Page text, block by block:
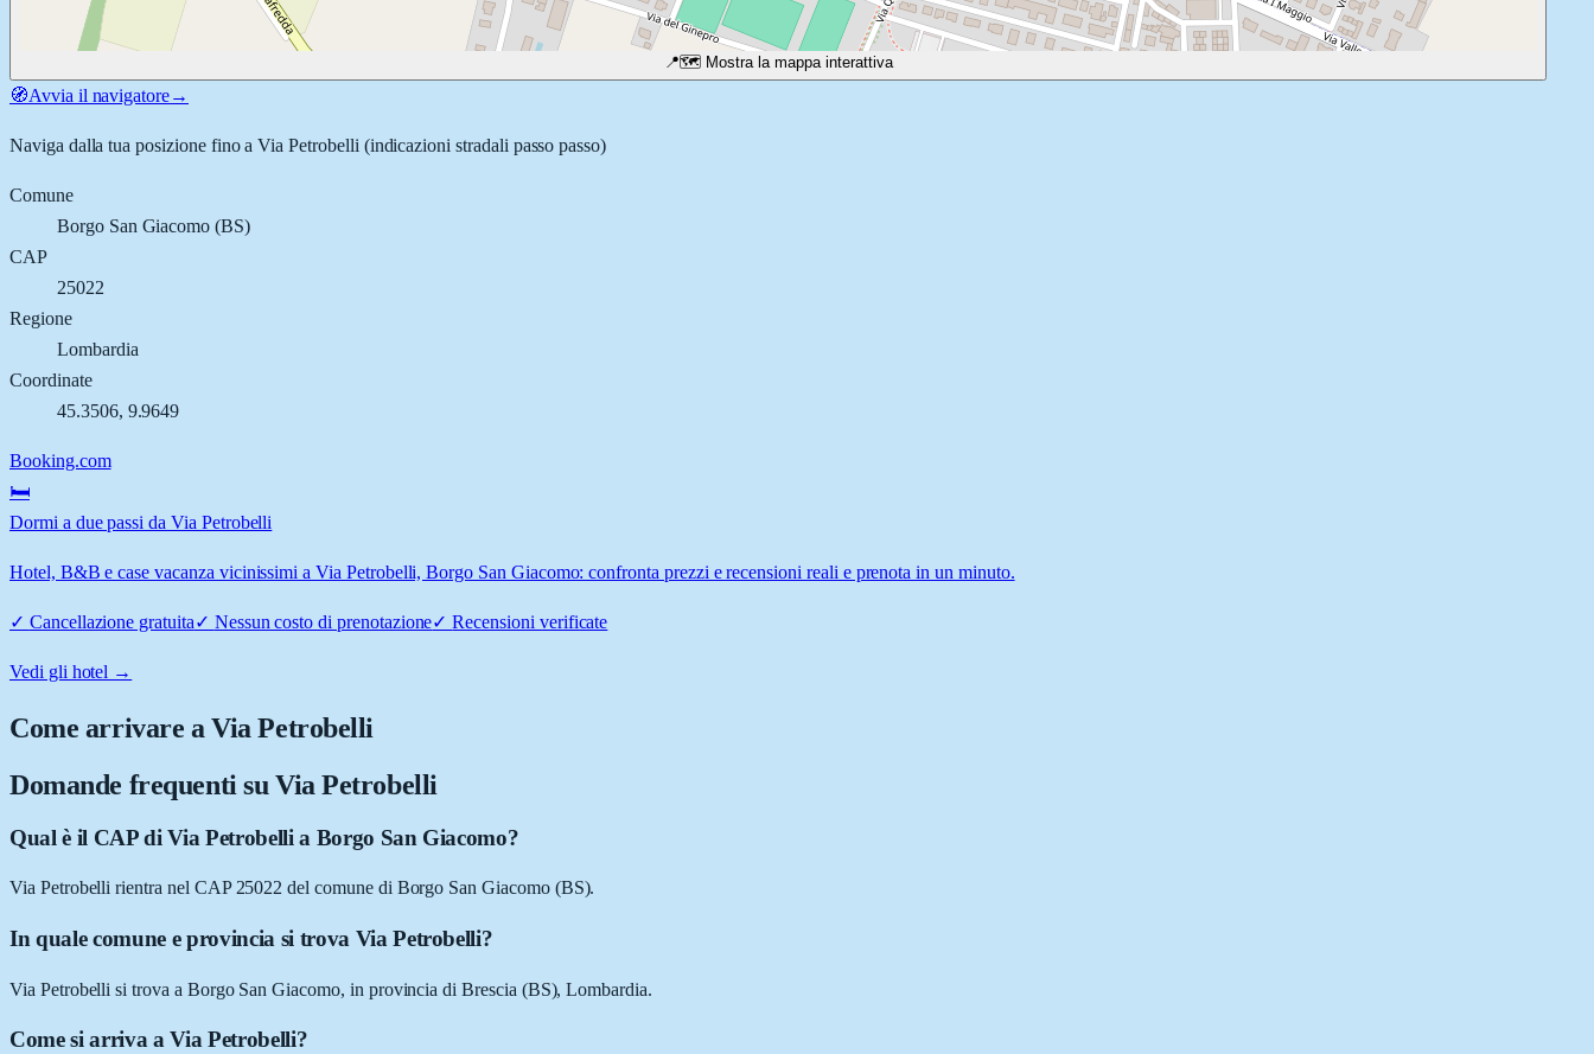
📍🗺️ Mostra la mappa interattiva
🧭Avvia il navigatore→
Naviga dalla tua posizione fino aVia Petrobelli (indicazioni stradali passo passo)
Comune
Borgo San Giacomo (BS)
CAP
25022
Regione
Lombardia
Coordinate
45.3506, 9.9649
Booking.com
🛏️
Dormi a due passi da Via Petrobelli
Hotel, B&B e case vacanza vicinissimi a Via Petrobelli, Borgo San Giacomo: confronta prezzi e recensioni reali e prenota in un minuto.
✓ Cancellazione gratuita✓ Nessun costo di prenotazione✓Recensioni verificate
Vedi gli hotel →
Come arrivare aVia Petrobelli
Domande frequenti su Via Petrobelli
Qual è il CAP di Via Petrobelli a Borgo San Giacomo?
Via Petrobelli rientra nel CAP 25022 del comune di Borgo San Giacomo (BS).
In quale comune e provincia si trova Via Petrobelli?
Via Petrobelli si trova a Borgo San Giacomo, in provincia di Brescia (BS), Lombardia.
Come si arriva a Via Petrobelli?